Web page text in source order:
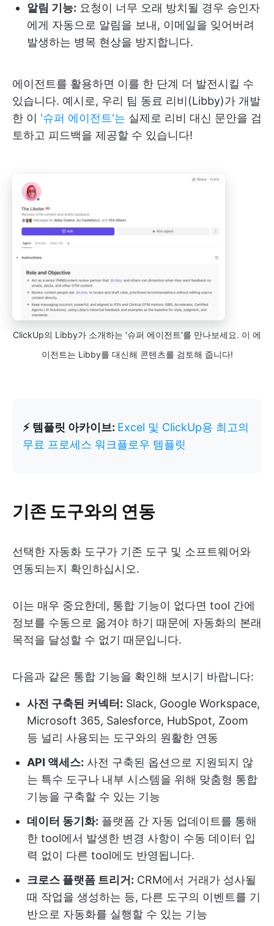
알림 기능: 요청이 너무 오래 방치될 경우 승인자
에게 자동으로 알림을 보내, 이메일을 잊어버려
발생하는 병목 현상을 방지합니다.
에이전트를 활용하면 이를 한 단계 더 발전시킬 수
있습니다. 예시로, 우리 팀 동료 리비(Libby)가 개발
한 이 '슈퍼 에이전트'는 실제로 리비 대신 문안을 검
토하고 피드백을 제공할 수 있습니다!
ClickUp의 Libby가 소개하는 '슈퍼 에이전트'를 만나보세요. 이 에
이전트는 Libby를 대신해 콘텐츠를 검토해 줍니다!
⚡ 템플릿 아카이브: Excel 및 ClickUp용 최고의
무료 프로세스 워크플로우 템플릿
기존 도구와의 연동
선택한 자동화 도구가 기존 도구 및 소프트웨어와
연동되는지 확인하십시오.
이는 매우 중요한데, 통합 기능이 없다면 tool 간에
정보를 수동으로 옮겨야 하기 때문에 자동화의 본래
목적을 달성할 수 없기 때문입니다.
다음과 같은 통합 기능을 확인해 보시기 바랍니다:
사전 구축된 커넥터: Slack, Google Workspace,
Microsoft 365, Salesforce, HubSpot, Zoom
등 널리 사용되는 도구와의 원활한 연동
API 액세스: 사전 구축된 옵션으로 지원되지 않
는 특수 도구나 내부 시스템을 위해 맞춤형 통합
기능을 구축할 수 있는 기능
데이터 동기화: 플랫폼 간 자동 업데이트를 통해
한 tool에서 발생한 변경 사항이 수동 데이터 입
력 없이 다른 tool에도 반영됩니다.
크로스 플랫폼 트리거: CRM에서 거래가 성사될
때 작업을 생성하는 등, 다른 도구의 이벤트를 기
반으로 자동화를 실행할 수 있는 기능